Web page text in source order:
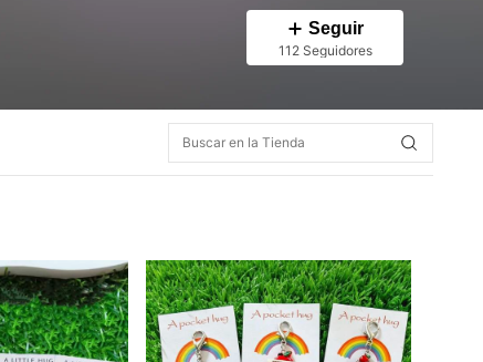
Seguir
112 Seguidores